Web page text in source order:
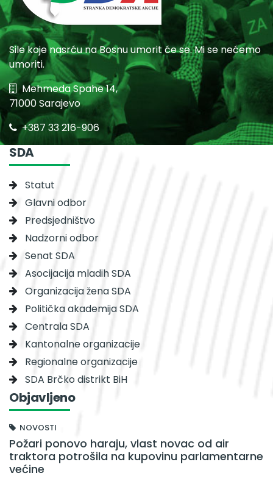
Sile koje nasrću na Bosnu umorit će se. Mi se nećemo
umoriti.
Mehmeda Spahe 14,
71000 Sarajevo
+387 33 216-906
SDA
Statut
Glavni odbor
Predsjedništvo
Nadzorni odbor
Senat SDA
Asocijacija mladih SDA
Organizacija žena SDA
Politička akademija SDA
Centrala SDA
Kantonalne organizacije
Regionalne organizacije
SDA Brčko distrikt BiH
Objavljeno
NOVOSTI
Požari ponovo haraju, vlast novac od air
traktora potrošila na kupovinu parlamentarne
većine